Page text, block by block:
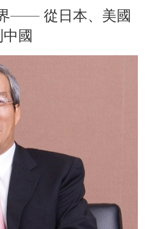
—— 從日本、美國
國